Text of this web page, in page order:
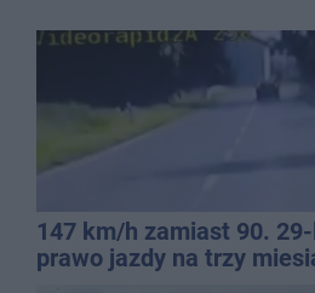
147 km/h zamiast 90.
prawo jazdy na trzy